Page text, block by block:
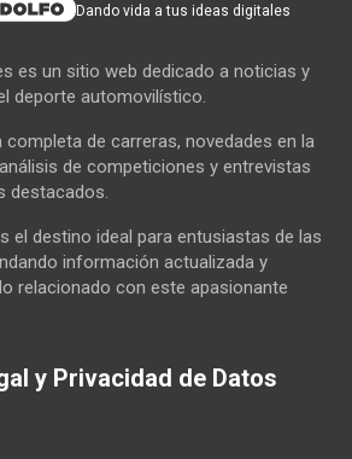
Dando vida a tus ideas digitales
es un sitio web dedicado a noticias y
deporte automovilístico.
de carreras, novedades en la
de competiciones y entrevistas
destacados.
el destino ideal para entusiastas de las
información actualizada y
relacionado con este apasionante
y Privacidad de Datos